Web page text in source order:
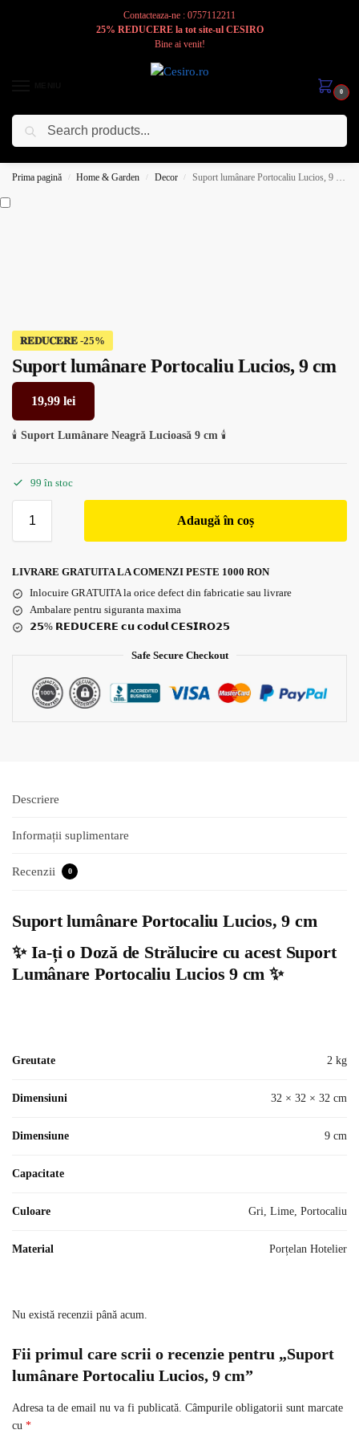
Contacteaza-ne : 0757112211
25% REDUCERE la tot site-ul CESIRO
Bine ai venit!
0
Cesiro
Prima pagină / Home & Garden / Decor / Suport lumânare Portocaliu Lucios, 9 cm
𝐑𝐄𝐃𝐔𝐂𝐄𝐑𝐄
Suport lumânare Portocaliu Lucios, 9 cm
19,99 lei
🕯️ Suport Lumânare Neagră Lucioasă 9 cm 🕯️
99 în stoc
Adaugă în coș
LIVRARE GRATUITA LA COMENZI PESTE 1000 RON
Inlocuire GRATUITA la orice defect din fabricatie sau livrare
Ambalare pentru siguranta maxima
𝟮𝟱% 𝗥𝗘𝗗𝗨𝗖𝗘𝗥𝗘 𝗰𝘂 𝗰𝗼𝗱𝘂𝗹 𝗖𝗘𝗦𝗜𝗥𝗢𝟮𝟱
Safe Secure Checkout
Descriere
Informații suplimentare
Recenzii 0
Suport lumânare Portocaliu Lucios, 9 cm
✨ Ia-ți o Doză de Strălucire cu acest Suport
Lumânare Portocaliu Lucios 9 cm ✨
Greutate 2 kg
Dimensiuni 32 × 32 × 32 cm
Dimensiune 9 cm
Capacitate
Culoare Gri, Lime, Portocaliu
Material Porțelan Hotelier
Nu există recenzii până acum.
Fii primul care scrii o recenzie pentru „Suport
lumânare Portocaliu Lucios, 9 cm”
Adresa ta de email nu va fi publicată. Câmpurile obligatorii sunt marcate
cu *